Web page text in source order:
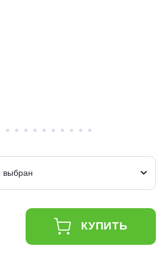
выбран
КУПИТЬ
25
вопросы?
302-02-51